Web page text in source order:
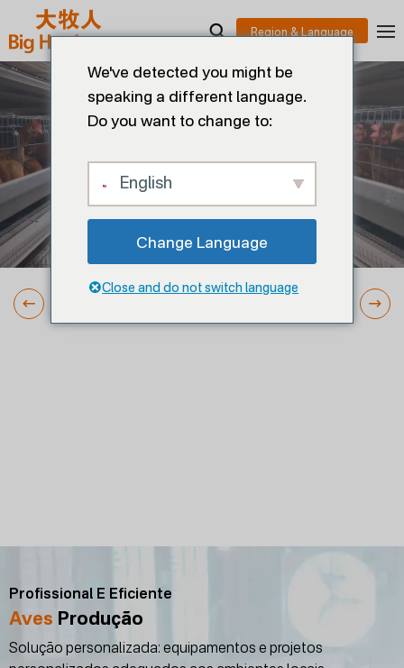
Profissional E Eficiente
Aves Produção
Solução personalizada: equipamentos e projetos
We've detected you might be
speaking a different language.
Do you want to change to:
English
Change Language
Close and do not switch language